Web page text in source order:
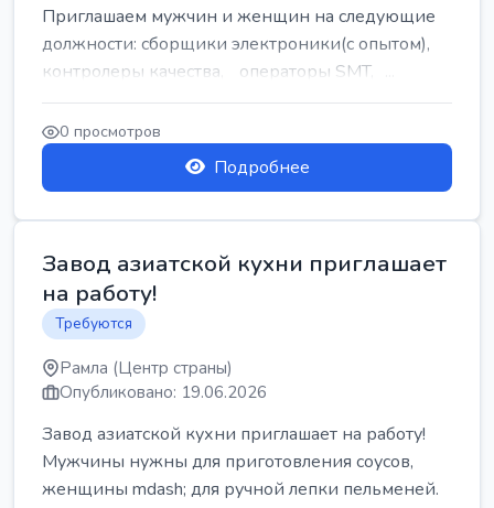
Приглашаем мужчин и женщин на следующие
должности: сборщики электроники(с опытом),
контролеры качества, операторы SMT, ...
0 просмотров
Подробнее
Завод азиатской кухни приглашает
на работу!
Требуются
Рамла (Центр страны)
Опубликовано: 19.06.2026
Завод азиатской кухни приглашает на работу!
Мужчины нужны для приготовления соусов,
женщины mdash; для ручной лепки пельменей.